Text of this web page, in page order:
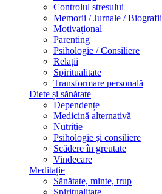
Controlul stresului
Memorii / Jurnale / Biografii
Motivațional
Parenting
Psihologie / Consiliere
Relații
Spiritualitate
Transformare personală
Diete și sănătate
Dependențe
Medicină alternativă
Nutriție
Psihologie și consiliere
Scădere în greutate
Vindecare
Meditație
Sănătate, minte, trup